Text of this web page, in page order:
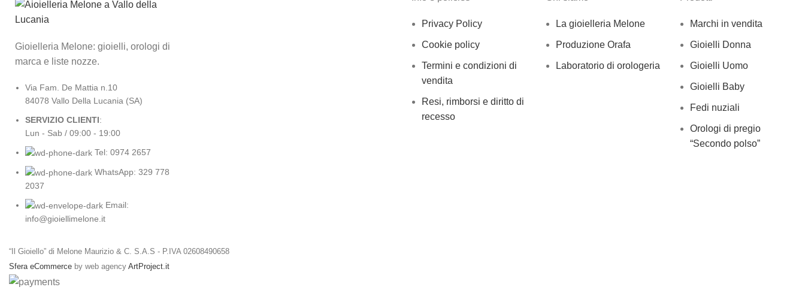
Gioielleria Melone: gioielli, orologi di
marca e liste nozze.
Via Fam. De Mattia n.10
84078 Vallo Della Lucania (SA)
SERVIZIO CLIENTI:
Lun - Sab / 09:00 - 19:00
Tel: 0974 2657
WhatsApp: 329 778
2037
Email:
info@gioiellimelone.it
Privacy Policy
Cookie policy
Termini e condizioni di
vendita
Resi, rimborsi e diritto di
recesso
La gioielleria Melone
Produzione Orafa
Laboratorio di orologeria
Marchi in vendita
Gioielli Donna
Gioielli Uomo
Gioielli Baby
Fedi nuziali
Orologi di pregio
“Secondo polso”
“Il Gioiello” di Melone Maurizio & C. S.A.S - P.IVA 02608490658
Sfera eCommerce by web agency ArtProject.it